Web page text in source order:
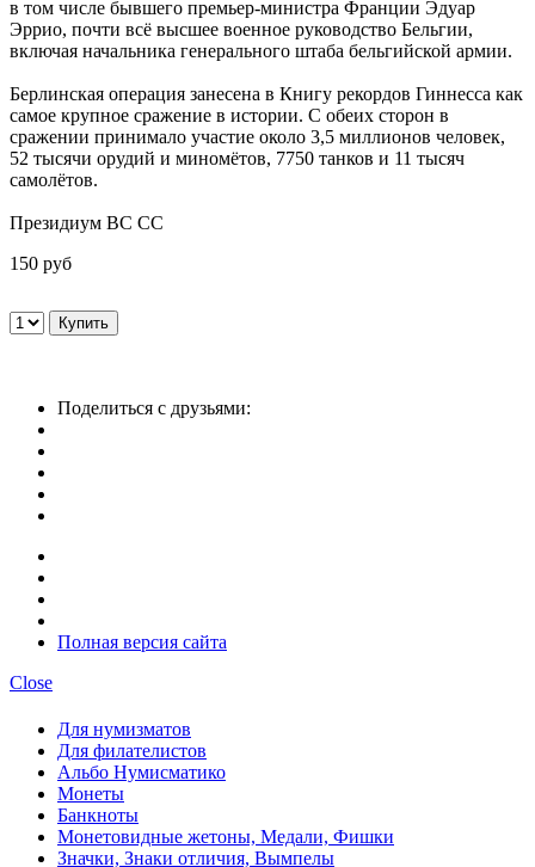
в том числе бывшего премьер-министра Франции Эдуар
Эррио, почти всё высшее военное руководство Бельгии,
включая начальника генерального штаба бельгийской армии.
Берлинская операция занесена в Книгу рекордов Гиннесса как
самое крупное сражение в истории. С обеих сторон в
сражении принимало участие около 3,5 миллионов человек,
52 тысячи орудий и миномётов, 7750 танков и 11 тысяч
самолётов.
Президиум ВС СС
150 руб
Поделиться с друзьями:
Полная версия сайта
Close
Для нумизматов
Для филателистов
Альбо Нумисматико
Монеты
Банкноты
Монетовидные жетоны, Медали, Фишки
Значки, Знаки отличия, Вымпелы